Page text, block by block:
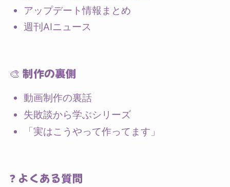
アップデート情報まとめ
週刊AIニュース
🎨 制作の裏側
動画制作の裏話
失敗談から学ぶシリーズ
「実はこうやって作ってます」
❓ よくある質問